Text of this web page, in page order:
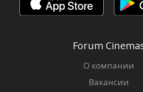
Forum
О компании
Вакансии